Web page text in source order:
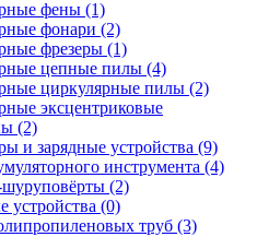
фены (1)
фонари (2)
фрезеры (1)
цепные пилы (4)
циркулярные пилы (2)
эксцентриковые
(2)
и зарядные устройства (9)
инструмента (4)
(2)
устройства (0)
труб (3)